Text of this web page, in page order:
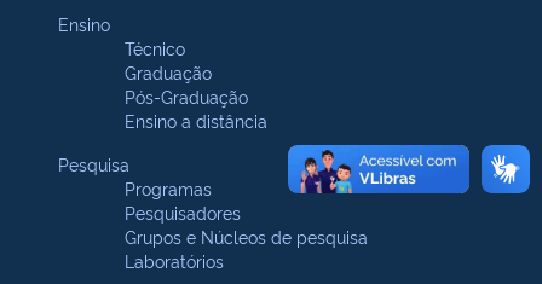
Ensino
Técnico
Graduação
Pós-Graduação
Ensino a distância
Pesquisa
Programas
Pesquisadores
Grupos e Núcleos de pesquisa
Laboratórios